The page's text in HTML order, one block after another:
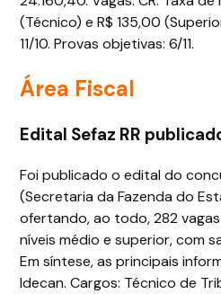
(Técnico) e R$ 135,00
11/10. Provas objetivas: 6/11.
Área Fiscal
Edital Sefaz RR
Foi publicado o edital do
(Secretaria da Fazenda do
ofertando, ao todo, 282
níveis médio e superior, com
Em síntese, as principais
Idecan. Cargos: Técnico de